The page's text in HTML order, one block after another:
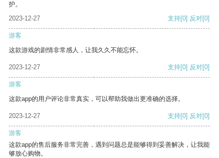
护。
2023-12-27
支持[0] 反对[0]
游客
这款游戏的剧情非常感人，让我久久不能忘怀。
2023-12-27 支持[0] 反对[0]
游客
这款app的用户评论非常真实，可以帮助我做出更准确的选择。
2023-12-27 支持[0] 反对[0]
游客
这款app的售后服务非常完善，遇到问题总是能够得到妥善解决，让我能
够放心购物。